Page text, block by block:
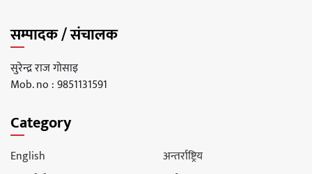
सम्पादक / संचालक
सुरेन्द्र राज गोसाइ
Mob. no : 9851131591
Category
English
अन्तर्राष्ट्रिय